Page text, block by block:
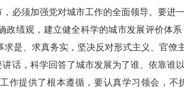
必须加强党对城市工作的全面领导。要进
政绩观，建立健全科学的城市发展评价体
是、求真务实，坚决反对形式主义、官僚主
话，科学回答了城市发展为了谁、依靠谁
作提供了根本遵循，要认真学习领会，